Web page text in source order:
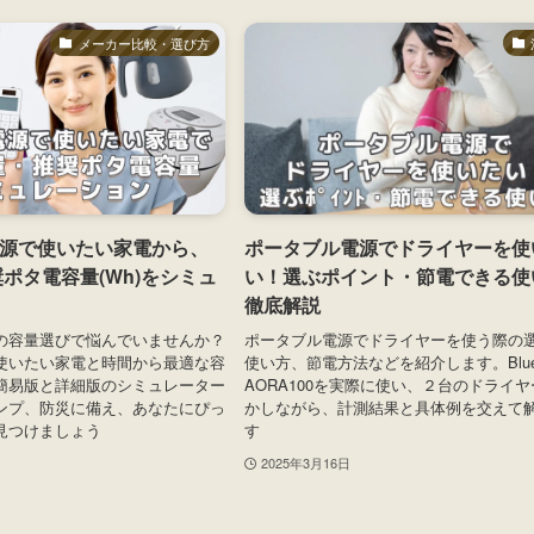
メーカー比較・選び方
で使いたい家電から、
タ電容量(Wh)をシミュ
容量選びで悩んでいませんか？
いたい家電と時間から最適な容
易版と詳細版のシミュレーター
プ、防災に備え、あなたにぴっ
つけましょう
ポータブル電源でドライヤーを
い！選ぶポイント・節電できる
徹底解説
ポータブル電源でドライヤーを使う際の
使い方、節電方法などを紹介します。
AORA100を実際に使い、２台のドライ
かしながら、計測結果と具体例を交えて
す
2025年3月16日